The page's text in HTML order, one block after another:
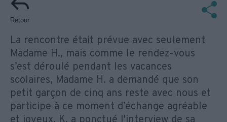
Retour
La rencontre était prévue avec seulement
Madame H., mais comme le rendez-vous
s’est déroulé pendant les vacances
scolaires, Madame H. a demandé que son
petit garçon de cinq ans reste avec nous et
participe à ce moment d’échange agréable